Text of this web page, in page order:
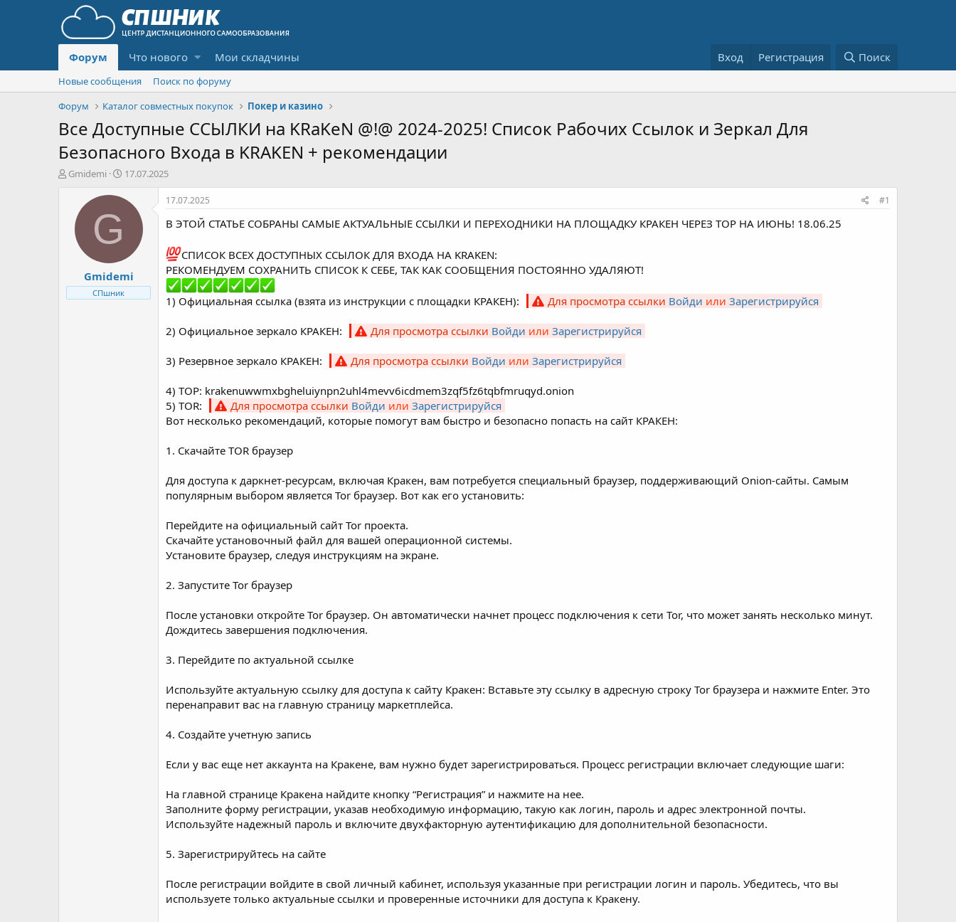
Форум Что нового Мои складчины Вход Регистрация Поиск
Новые сообщения
Поиск по форуму
Форум
Каталог совместных покупок Покер и казино
Все Доступные ССЫЛКИ на KRaKeN @!@ 2024-2025! Список Рабочих Ссылок и Зеркал Для
Безопасного Входа в KRAKEN + рекомендации
А
Gmidemi
Д
т
а
л
а
17.07.2025
G
Gmidemi
СПшник
17.07.2025 #1
В ЭТОЙ СТАТЬЕ СОБРАНЫ САМЫЕ АКТУАЛЬНЫЕ ССЫЛКИ И ПЕРЕХОДНИКИ НА ПЛОЩАДКУ КРАКЕН ЧЕРЕЗ ТОР НА ИЮНЬ! 18.06.25
СПИСОК ВСЕХ ДОСТУПНЫХ ССЫЛОК ДЛЯ ВХОДА НА KRAKЕN:
РЕКОМЕНДУЕМ СОХРАНИТЬ СПИСОК К СЕБЕ, ТАК КАК СООБЩЕНИЯ ПОСТОЯННО УДАЛЯЮТ!
1) Официальная ссылка (взята из инструкции с площадки КРАКEН): Для просмотра ссылки Войди или Зарегистрируйся
2) Официальное зеркалo КРАКЕH: Для просмотра ссылки Войди или Зарегистрируйся
3) Резервное зеркалo КРАКЕH: Для просмотра ссылки Войди или Зарегистрируйся
4) ТОР: krakenuwwmxbgheluiynpn2uhl4mevv6icdmem3zqf5fz6tqbfmruqyd.onion
5) TOR:
Для просмотра ссылки Войди или Зарегистрируйся
Вот несколько рекомендаций, которые помогут вам быстро и безопасно попасть на сайт КРАКЕН:
1. Скачайте TOR браузер
Для доступа к даркнет-ресурсам, включая Кракен, вам потребуется специальный браузер, поддерживающий Onion-сайты. Самым
популярным выбором является Tor браузер. Вот как его установить:
Перейдите на oфициальный сайт Tor проекта.
Скачайте установочный файл для вашей операционной системы.
Установите браузер, следуя инструкциям на экране.
2. Запустите Tor браузер
После установки откройте Tor браузер. Он автоматически начнет процесс подключения к сети Tor, что может занять несколько минут.
Дождитесь завершения подключения.
3. Перейдите по актуальной ссылке
Используйте актуальную ссылку для доступа к сайту Кракен: Вставьте эту ссылку в адресную строку Tor браузера и нажмите Enter. Это
перенаправит вас на главную страницу маркетплейса.
4. Создайте учетную запись
Если у вас еще нет аккаунта на Кракене, вам нужно будет зарегистрироваться. Процесс регистрации включает следующие шаги:
На главной странице Кракена найдите кнопку “Регистрация” и нажмите на нее.
Заполните форму регистрации, указав необходимую информацию, такую как логин, пароль и адрес электронной почты.
Используйте надежный пароль и включите двухфакторную аутентификацию для дополнительной безопасности.
5. Зарегистрируйтесь на сайте
После регистрации войдите в свой личный кабинет, используя указанные при регистрации логин и пароль. Убедитесь, что вы
используете только актуальные ссылки и проверенные источники для доступа к Кракену.